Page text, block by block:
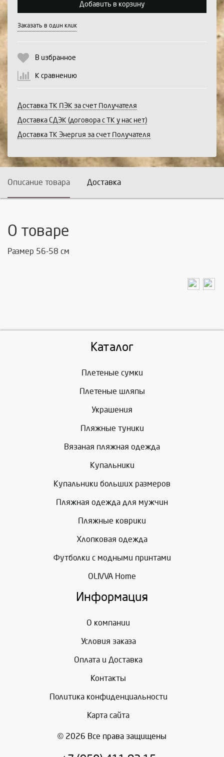
Продолжить
Добавить в корзину
Заказать в один клик
В избранное
К сравнению
Доставка ТК ПЭК за счет Получателя
Доставка СДЭК (договора с ТК у нас нет)
Доставка ТК Энергия за счет Получателя
Описание товара Доставка
О товаре
Размер 56-58 см
Каталог
Плетеные сумки
Плетеные шляпы
Украшения
Пляжные туники
Вязаная пляжная одежда
Купальники
Купальники больших размеров
Пляжная одежда для мужчин
Пляжные коврики
Хлопковая одежда
Футболки с модными принтами
OLIVVA Home
Информация
О компании
Условия заказа
Оплата и Доставка
Контакты
Политика конфиденциальности
Карта сайта
© 2026 Все права защищены